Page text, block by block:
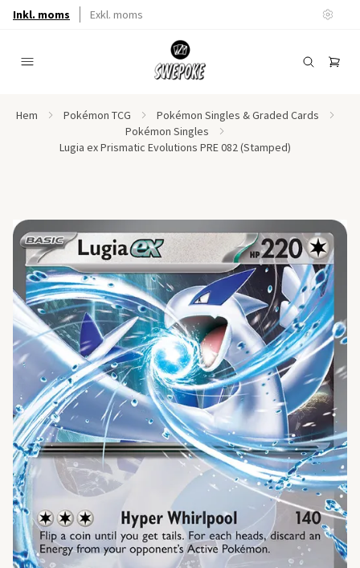
Inkl. moms Exkl. moms
Hem Pokémon TCG
Pokémon Singles & Graded Cards
Pokémon Singles
Lugia ex Prismatic Evolutions PRE 082 (Stamped)